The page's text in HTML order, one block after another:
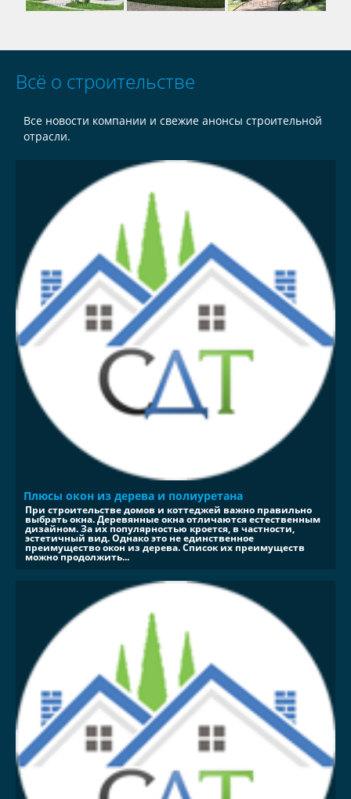
Всё о строительстве
Все новости компании и свежие анонсы строительной
отрасли.
Плюсы окон из дерева и полиуретана
При строительстве домов и коттеджей важно правильно
выбрать окна. Деревянные окна отличаются естественным
дизайном. За их популярностью кроется, в частности,
эстетичный вид. Однако это не единственное
преимущество окон из дерева. Список их преимуществ
можно продолжить...